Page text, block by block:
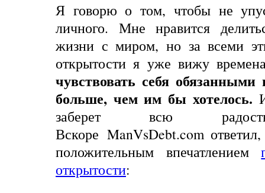
Я говорю о том, чтобы не
личного. Мне нравится
жизни с миром, но за всеми
открытости я уже вижу
чувствовать себя
больше, чем им бы хотелось.
заберет
всю
Вскоре ManVsDebt.com
положительным впечатлением
открытости: